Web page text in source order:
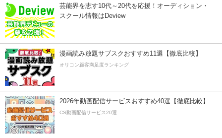
芸能界を志す10代～20代を応援！オーディション・
スクール情報はDeview
漫画読み放題サブスクおすすめ11選【徹底比較】
オリコン顧客満足度ランキング
2026年動画配信サービスおすすめ40選【徹底比較】
CS動画配信サービス20選